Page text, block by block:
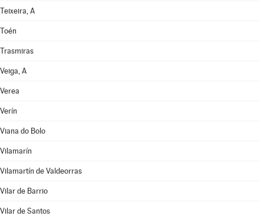
Teixeira, A
Toén
Trasmiras
Veiga, A
Verea
Verín
Viana do Bolo
Vilamarín
Vilamartín de Valdeorras
Vilar de Barrio
Vilar de Santos